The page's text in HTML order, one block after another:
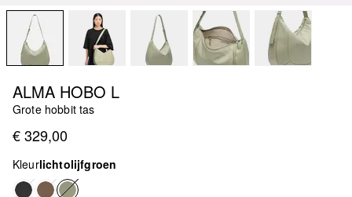
ALMA HOBO L
Grote hobbit tas
€ 329,00
Kleurlichtolijfgroen